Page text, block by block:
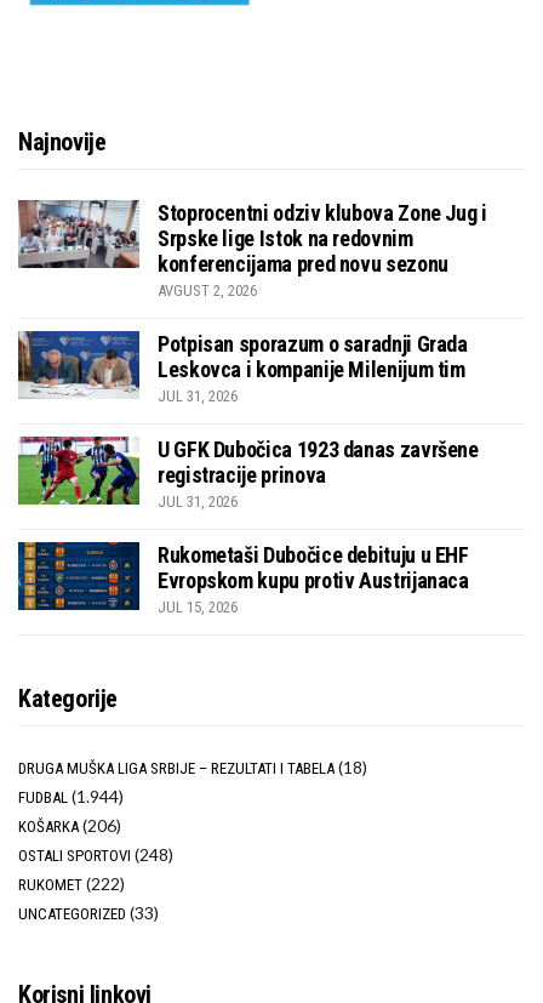
Najnovije
Stoprocentni odziv klubova Zone Jug i
Srpske lige Istok na redovnim
konferencijama pred novu sezonu
AVGUST 2, 2026
Potpisan sporazum o saradnji Grada
Leskovca i kompanije Milenijum tim
JUL 31, 2026
U GFK Dubočica 1923 danas završene
registracije prinova
JUL 31, 2026
Rukometaši Dubočice debituju u EHF
Evropskom kupu protiv Austrijanaca
JUL 15, 2026
Kategorije
DRUGA MUŠKA LIGA SRBIJE – REZULTATI I TABELA (18)
FUDBAL (1.944)
KOŠARKA (206)
OSTALI SPORTOVI (248)
RUKOMET (222)
UNCATEGORIZED (33)
Korisni linkovi